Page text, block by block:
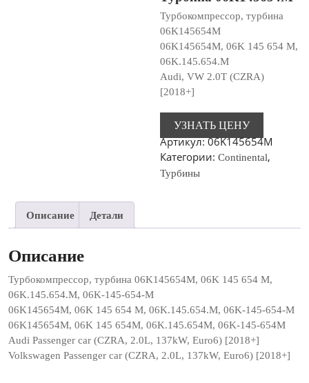
Турбокомпрессор, турбина
06K145654M
06K145654M, 06K 145 654 M,
06K.145.654.M
Audi, VW 2.0T (CZRA)
[2018+]
УЗНАТЬ ЦЕНУ
Артикул:06K145654M
Категории:Continental,
Турбины
Описание Детали
Описание
Турбокомпрессор, турбина 06K145654M, 06K 145 654 M,
06K.145.654.M, 06K-145-654-M
06K145654M, 06K 145 654 M, 06K.145.654.M, 06K-145-654-M
06K145654M, 06K 145 654M, 06K.145.654M, 06K-145-654M
Audi Passenger car (CZRA, 2.0L, 137kW, Euro6) [2018+]
Volkswagen Passenger car (CZRA, 2.0L, 137kW, Euro6) [2018+]